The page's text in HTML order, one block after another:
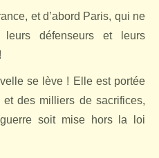
et d’abord Paris, qui ne
défenseurs et leurs
se lève ! Elle est portée
des milliers de sacrifices,
soit mise hors la loi